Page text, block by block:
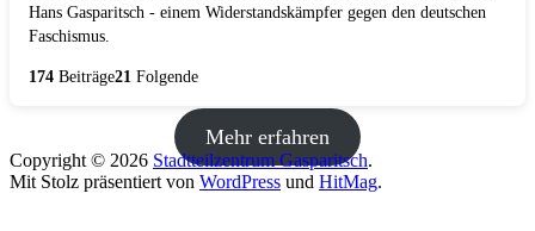
Hans Gasparitsch - einem Widerstandskämpfer gegen den deutschen
Faschismus.
174 Beiträge21 Folgende
Mehr erfahren
Copyright © 2026 Stadtteilzentrum Gasparitsch.
Mit Stolz präsentiert von WordPress und HitMag.